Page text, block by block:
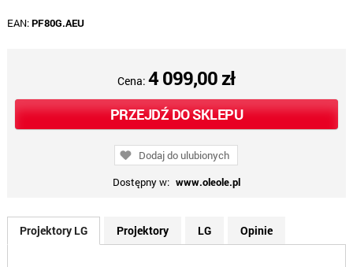
EAN:PF80G.AEU
Cena:4 099,00 zł
PRZEJDŹ DO SKLEPU
Dodaj do ulubionych
Dostępny w: www.oleole.pl
Projektory LG Projektory LG Opinie